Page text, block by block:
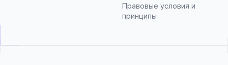
Правовые условия и
принципы